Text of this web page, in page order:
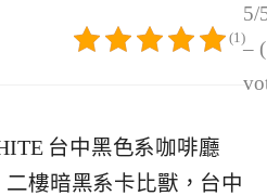
5/
–
(1)
台中黑色系咖啡廳
二樓暗黑系卡比獸，台中